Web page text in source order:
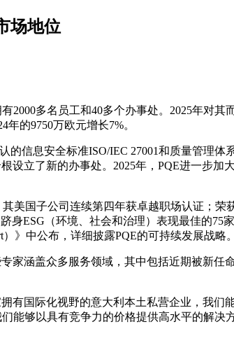
场地位
2000多名员工和40多个办事处。2025年对其
年的9750万欧元增长7%。
信息安全标准ISO/IEC 27001和质量管理体
立了新的办事处。2025年，PQE进一步加
国子公司连续第四年获卓越职场认证；荣获
身ESG（环境、社会和治理）表现最佳的75
》中公布，详细披露PQE的可持续发展战略。
涵盖众多服务领域，其中包括近期被新任
有国际化视野的意大利本土私营企业，我们
能够以具有竞争力的价格提供高水平的解决